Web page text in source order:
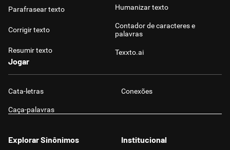
Parafrasear texto
Corrigir texto
Resumir texto
Humanizar texto
Contador de caracteres e
palavras
Texxto.ai
Jogar
Cata-letras Conexões
Caça-palavras
Explorar Sinônimos Institucional